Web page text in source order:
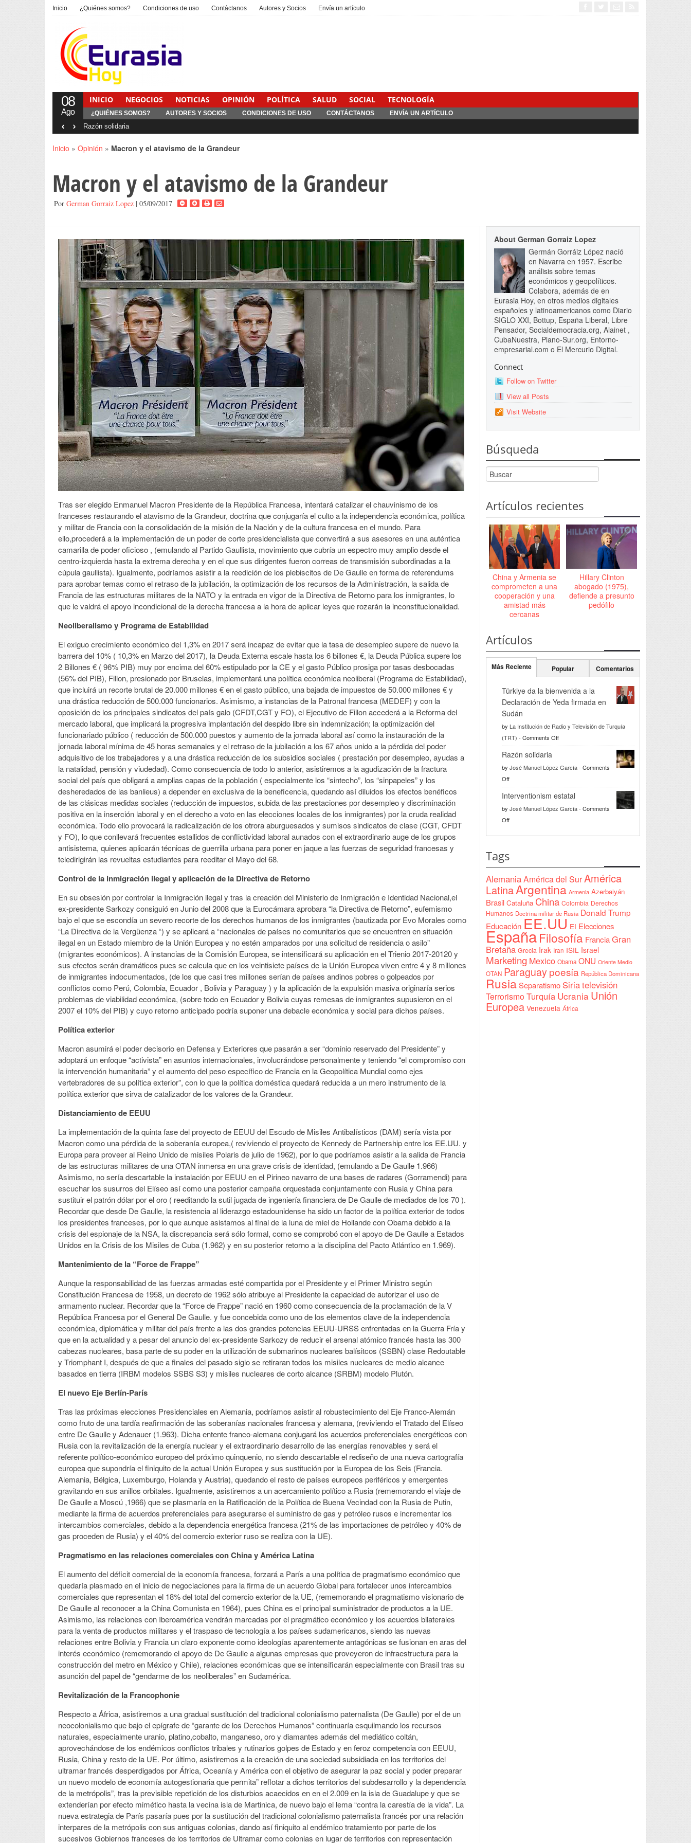
Inicio ¿Quiénes somos? Condiciones de uso Contáctanos Autores y Socios Envía un artículo
08
Ago
INICIO NEGOCIOS NOTICIAS OPINIÓN POLÍTICA SALUD SOCIAL TECNOLOGÍA
¿QUIÉNES SOMOS? AUTORES Y SOCIOS CONDICIONES DE USO CONTÁCTANOS ENVÍA UN ARTÍCULO
Interventionism estatal
‹ ›
Inicio » Opinión » Macron y el atavismo de la Grandeur
Macron y el atavismo de la Grandeur
Por German Gorraiz Lopez | 05/09/2017
Tras ser elegido Enmanuel Macron Presidente de la República Francesa, intentará catalizar el chauvinismo de los
franceses restaurando el atavismo de la Grandeur, doctrina que conjugaría el culto a la independencia económica, política
y militar de Francia con la consolidación de la misión de la Nación y de la cultura francesa en el mundo. Para
ello,procederá a la implementación de un poder de corte presidencialista que convertirá a sus asesores en una auténtica
camarilla de poder oficioso , (emulando al Partido Gaullista, movimiento que cubría un espectro muy amplio desde el
centro-izquierda hasta la extrema derecha y en el que sus dirigentes fueron correas de transmisión subordinadas a la
cúpula gaullista). Igualmente, podríamos asistir a la reedición de los plebiscitos de De Gaulle en forma de referendums
para aprobar temas como el retraso de la jubilación, la optimización de los recursos de la Administración, la salida de
Francia de las estructuras militares de la NATO y la entrada en vigor de la Directiva de Retorno para los inmigrantes, lo
que le valdrá el apoyo incondicional de la derecha francesa a la hora de aplicar leyes que rozarán la inconstitucionalidad.
Neoliberalismo y Programa de Estabilidad
El exiguo crecimiento económico del 1,3% en 2017 será incapaz de evitar que la tasa de desempleo supere de nuevo la
barrera del 10% ( 10,3% en Marzo del 2017), la Deuda Externa escale hasta los 6 billones €, la Deuda Pública supere los
2 Billones € ( 96% PIB) muy por encima del 60% estipulado por la CE y el gasto Público prosiga por tasas desbocadas
(56% del PIB), Fillon, presionado por Bruselas, implementará una política económica neoliberal (Programa de Estabilidad),
que incluirá un recorte brutal de 20.000 millones € en el gasto público, una bajada de impuestos de 50.000 millones € y
una drástica reducción de 500.000 funcionarios. Asimismo, a instancias de la Patronal francesa (MEDEF) y con la
oposición de los principales sindicatos del país galo (CFDT,CGT y FO), el Ejecutivo de Fiilon accederá a la Reforma del
mercado laboral, que implicará la progresiva implantación del despido libre sin indemnización; la optimización del
funcionariado público ( reducción de 500.000 puestos y aumento de la jornada laboral así como la instauración de la
jornada laboral mínima de 45 horas semanales y el retraso de la jubilación a los 67 años unido a la pérdida del poder
adquisitivo de los trabajadores y a una drástica reducción de los subsidios sociales ( prestación por desempleo, ayudas a
la natalidad, pensión y viudedad). Como consecuencia de todo lo anterior, asistiremos a la agudización de la fractura
social del país que obligará a amplias capas de la población ( especialmente los “sintecho”, los “sinpapeles” y los
desheredados de las banlieus) a depender en exclusiva de la beneficencia, quedando así diluidos los efectos benéficos
de las clásicas medidas sociales (reducción de impuestos, subida de las prestaciones por desempleo y discriminación
positiva en la inserción laboral y en el derecho a voto en las elecciones locales de los inmigrantes) por la cruda realidad
económica. Todo ello provocará la radicalización de los otrora aburguesados y sumisos sindicatos de clase (CGT, CFDT
y FO), lo que conllevará frecuentes estallidos de conflictividad laboral aunados con el extraordinario auge de los grupos
antisistema, quienes aplicarán técnicas de guerrilla urbana para poner en jaque a las fuerzas de seguridad francesas y
teledirigirán las revueltas estudiantes para reeditar el Mayo del 68.
Control de la inmigración ilegal y aplicación de la Directiva de Retorno
En su obsesión por controlar la Inmigración ilegal y tras la creación del Ministerio de Inmigración e Identidad Nacional,el
ex-presidente Sarkozy consiguió en Junio del 2008 que la Eurocámara aprobara “la Directiva de Retorno”, eufemismo
bajo el que se escondía un severo recorte de los derechos humanos de los inmigrantes (bautizada por Evo Morales como
“La Directiva de la Vergüenza “) y se aplicará a “nacionales de países no comunitarios que se encuentren en situación
ilegal en un Estado miembro de la Unión Europea y no estén amparados por una solicitud de residencia o asilo”
(migrantes económicos). A instancias de la Comisión Europea, se intensificará su aplicación en el Trienio 2017-20120 y
sus efectos serán dramáticos pues se calcula que en los veintisiete países de la Unión Europea viven entre 4 y 8 millones
de inmigrantes indocumentados, (de los que casi tres millones serían de países andinos pobres o golpeados por
conflictos como Perú, Colombia, Ecuador , Bolivia y Paraguay ) y la aplicación de la expulsión masiva originaría serios
problemas de viabilidad económica, (sobre todo en Ecuador y Bolivia cuyas remesas de inmigrantes supusieron en el
2007 el 10% del PIB) y cuyo retorno anticipado podría suponer una debacle económica y social para dichos países.
Política exterior
Macron asumirá el poder decisorio en Defensa y Exteriores que pasarán a ser “dominio reservado del Presidente” y
adoptará un enfoque “activista” en asuntos internacionales, involucrándose personalmente y teniendo “el compromiso con
la intervención humanitaria” y el aumento del peso específico de Francia en la Geopolítica Mundial como ejes
vertebradores de su política exterior”, con lo que la política doméstica quedará reducida a un mero instrumento de la
política exterior que sirva de catalizador de los valores de la Grandeur.
Distanciamiento de EEUU
La implementación de la quinta fase del proyecto de EEUU del Escudo de Misiles Antibalísticos (DAM) sería vista por
Macron como una pérdida de la soberanía europea,( reviviendo el proyecto de Kennedy de Partnership entre los EE.UU. y
Europa para proveer al Reino Unido de misiles Polaris de julio de 1962), por lo que podríamos asistir a la salida de Francia
de las estructuras militares de una OTAN inmersa en una grave crisis de identidad, (emulando a De Gaulle 1.966)
Asimismo, no sería descartable la instalación por EEUU en el Pirineo navarro de una bases de radares (Gorramendi) para
escuchar los susurros del Elíseo así como una posterior campaña orquestada conjuntamente con Rusia y China para
sustituir el patrón dólar por el oro ( reeditando la sutil jugada de ingeniería financiera de De Gaulle de mediados de los 70 ).
Recordar que desde De Gaulle, la resistencia al liderazgo estadounidense ha sido un factor de la política exterior de todos
los presidentes franceses, por lo que aunque asistamos al final de la luna de miel de Hollande con Obama debido a la
crisis del espionaje de la NSA, la discrepancia será sólo formal, como se comprobó con el apoyo de De Gaulle a Estados
Unidos en la Crisis de los Misiles de Cuba (1.962) y en su posterior retorno a la disciplina del Pacto Atlántico en 1.969).
Mantenimiento de la “Force de Frappe”
Aunque la responsabilidad de las fuerzas armadas esté compartida por el Presidente y el Primer Ministro según
Constitución Francesa de 1958, un decreto de 1962 sólo atribuye al Presidente la capacidad de autorizar el uso de
armamento nuclear. Recordar que la “Force de Frappe” nació en 1960 como consecuencia de la proclamación de la V
República Francesa por el General De Gaulle. y fue concebida como uno de los elementos clave de la independencia
económica, diplomática y militar del país frente a las dos grandes potencias EEUU-URSS enfrentadas en la Guerra Fría y
que en la actualidad y a pesar del anuncio del ex-presidente Sarkozy de reducir el arsenal atómico francés hasta las 300
cabezas nucleares, basa parte de su poder en la utilización de submarinos nucleares balísitcos (SSBN) clase Redoutable
y Triomphant I, después de que a finales del pasado siglo se retiraran todos los misiles nucleares de medio alcance
basados en tierra (IRBM modelos SSBS S3) y misiles nucleares de corto alcance (SRBM) modelo Plutón.
El nuevo Eje Berlín-París
Tras las próximas elecciones Presidenciales en Alemania, podríamos asistir al robustecimiento del Eje Franco-Alemán
como fruto de una tardía reafirmación de las soberanías nacionales francesa y alemana, (reviviendo el Tratado del Elíseo
entre De Gaulle y Adenauer (1.963). Dicha entente franco-alemana conjugará los acuerdos preferenciales energéticos con
Rusia con la revitalización de la energía nuclear y el extraordinario desarrollo de las energías renovables y será el
referente político-económico europeo del próximo quinquenio, no siendo descartable el rediseño de una nueva cartografía
europea que supondría el finiquito de la actual Unión Europea y sus sustitución por la Europea de los Seis (Francia.
Alemania, Bélgica, Luxemburgo, Holanda y Austria), quedando el resto de países europeos periféricos y emergentes
gravitando en sus anillos orbitales. Igualmente, asistiremos a un acercamiento político a Rusia (rememorando el viaje de
De Gaulle a Moscú ,1966) que se plasmaría en la Ratificación de la Política de Buena Vecindad con la Rusia de Putin,
mediante la firma de acuerdos preferenciales para asegurarse el suministro de gas y petróleo rusos e incrementar los
intercambios comerciales, debido a la dependencia energética francesa (21% de las importaciones de petróleo y 40% de
gas proceden de Rusia) y el 40% del comercio exterior ruso se realiza con la UE).
Pragmatismo en las relaciones comerciales con China y América Latina
El aumento del déficit comercial de la economía francesa, forzará a París a una política de pragmatismo económico que
quedaría plasmado en el inicio de negociaciones para la firma de un acuerdo Global para fortalecer unos intercambios
comerciales que representan el 18% del total del comercio exterior de la UE, (rememorando el pragmatismo visionario de
De Gaulle al reconocer a la China Comunista en 1964), pues China es el principal suministrador de productos a la UE.
Asimismo, las relaciones con Iberoamérica vendrán marcadas por el pragmático económico y los acuerdos bilaterales
para la venta de productos militares y el traspaso de tecnología a los países sudamericanos, siendo las nuevas
relaciones entre Bolivia y Francia un claro exponente como ideologías aparentemente antagónicas se fusionan en aras del
interés económico (rememorando el apoyo de De Gaulle a algunas empresas que proveyeron de infraestructura para la
construcción del metro en México y Chile), relaciones económicas que se intensificarán especialmente con Brasil tras su
asunción del papel de “gendarme de los neoliberales” en Sudamérica.
Revitalización de la Francophonie
Respecto a África, asistiremos a una gradual sustitución del tradicional colonialismo paternalista (De Gaulle) por el de un
neocolonialismo que bajo el epígrafe de “garante de los Derechos Humanos” continuaría esquilmando los recursos
naturales, especialmente uranio, platino,cobalto, manganeso, oro y diamantes además del mediático coltán,
aprovechándose de los endémicos conflictos tribales y rutinarios golpes de Estado y en feroz competencia con EEUU,
Rusia, China y resto de la UE. Por último, asistiremos a la creación de una sociedad subsidiada en los territorios del
ultramar francés desperdigados por África, Oceanía y América con el objetivo de asegurar la paz social y poder preparar
un nuevo modelo de economía autogestionaria que permita” reflotar a dichos territorios del subdesarrollo y la dependencia
de la metrópolis”, tras la previsible repetición de los disturbios acaecidos en en el 2.009 en la isla de Guadalupe y que se
extenderían por efecto mimético hasta la vecina isla de Martinica, de nuevo bajo el lema “contra la carestía de la vida”. La
nueva estrategia de París pasaría pues por la sustitución del tradicional colonialismo paternalista francés por una relación
interpares de la metrópolis con sus antiguas colonias, dando así finiquito al endémico tratamiento por parte de los
sucesivos Gobiernos franceses de los territorios de Ultramar como colonias en lugar de territorios con representación
About German Gorraiz Lopez
Germán Gorráiz López nacíó
en Navarra en 1957. Escribe
análisis sobre temas
económicos y geopolíticos.
Colabora, además de en
Eurasia Hoy, en otros medios digitales
españoles y latinoamericanos como Diario
SIGLO XXI, Bottup, España Liberal, Libre
Pensador, Socialdemocracia.org, Alainet ,
CubaNuestra, Plano-Sur.org, Entorno-
empresarial.com o El Mercurio Digital.
Connect
Follow on Twitter
View all Posts
Visit Website
Búsqueda
Artículos recientes
China y Armenia se
comprometen a una
cooperación y una
amistad más
cercanas
Hillary Clinton
abogado (1975),
defiende a presunto
pedófilo
Artículos
Más Reciente Popular Comentarios
Türkiye da la bienvenida a la
Declaración de Yeda firmada en
Sudán
by La Institución de Radio y Televisión de Turquía
(TRT) - Comments Offon
Türkiye
la
a
Yeda
Razón solidaria
by José Manuel López García- Comments
Offon
Razón
solidaria
Interventionism estatal
by José Manuel López García- Comments
Offon
Tags
AlemaniaAmérica del SurAmérica
LatinaArgentina Armenia Azerbaiyán
Brasil Cataluña China Colombia Derechos
Humanos Doctrina militar de Rusia Donald Trump
EducaciónEE.UU EI Elecciones
EspañaFilosofía FranciaGran
Bretaña Grecia Irak Iran ISIL Israel
Marketing Mexico Obama ONU Oriente Medio
OTAN Paraguaypoesía República Dominicana
RusiaSeparatismo Siriatelevisión
Terrorismo Turquía Ucrania Unión
Europea Venezuela África